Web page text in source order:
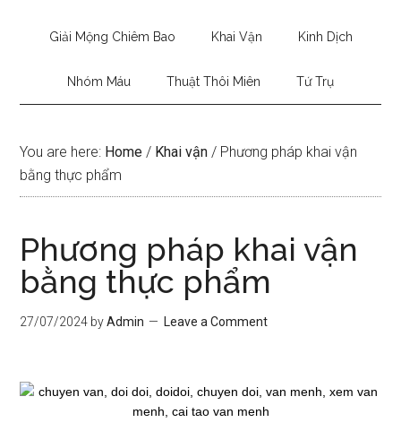
Giải Mộng Chiêm Bao Khai Vận Kinh Dịch
Nhóm Máu Thuật Thôi Miên Tứ Trụ
You are here: Home / Khai vận / Phương pháp khai vận
bằng thực phẩm
Phương pháp khai vận
bằng thực phẩm
27/07/2024 byAdmin Leave a Comment